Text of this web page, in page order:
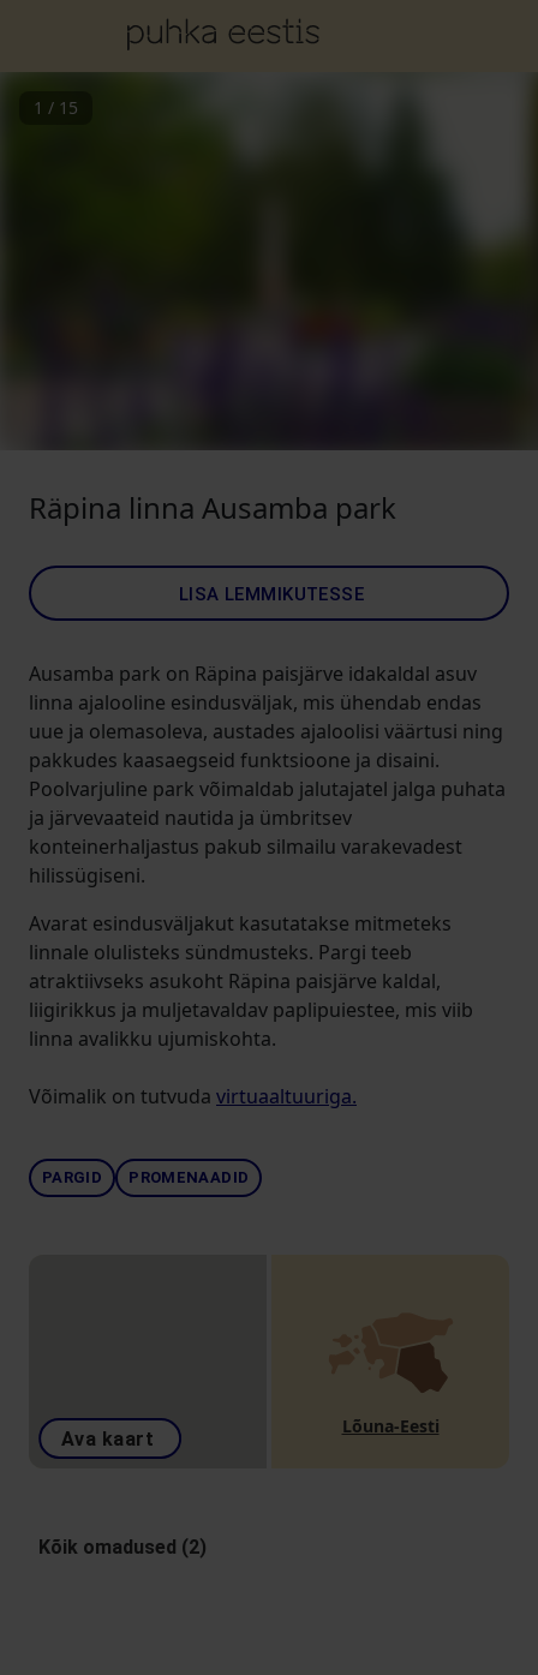
1 / 15
Räpina linna Ausamba park
LISA LEMMIKUTESSE
Ausamba park on Räpina paisjärve idakaldal asuv
linna ajalooline esindusväljak, mis ühendab endas
uue ja olemasoleva, austades ajaloolisi väärtusi ning
pakkudes kaasaegseid funktsioone ja disaini.
Poolvarjuline park võimaldab jalutajatel jalga puhata
ja järvevaateid nautida ja ümbritsev
konteinerhaljastus pakub silmailu varakevadest
hilissügiseni.
Avarat esindusväljakut kasutatakse mitmeteks
linnale olulisteks sündmusteks. Pargi teeb
atraktiivseks asukoht Räpina paisjärve kaldal,
liigirikkus ja muljetavaldav paplipuiestee, mis viib
linna avalikku ujumiskohta.
Võimalik on tutvuda virtuaaltuuriga.
PARGID PROMENAADID
Ava kaart
Lõuna-Eesti
Kõik omadused (2)